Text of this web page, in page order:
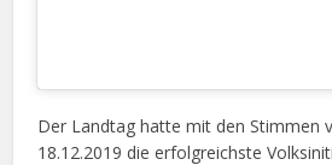
Der Landtag hatte mit den Stimmen
18.12.2019 die erfolgreichste